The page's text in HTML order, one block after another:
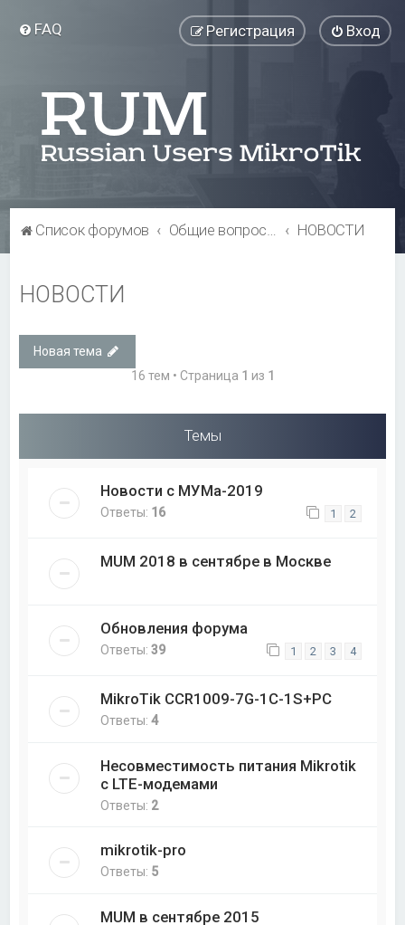
FAQ Вход
Регистрация
Список форумов Общие вопросы НОВОСТИ
НОВОСТИ
Новая тема
16 тем • Страница 1 из 1
Темы
Новости с МУМа-2019
Ответы: 16 1 2
MUM 2018 в сентябре в Москве
Обновления форума
Ответы:39 1 2 3 4
MikroTik CCR1009-7G-1C-1S+PC
Ответы:4
Несовместимость питания Mikrotik
с LTE-модемами
Ответы: 2
mikrotik-pro
Ответы: 5
MUM в сентябре 2015